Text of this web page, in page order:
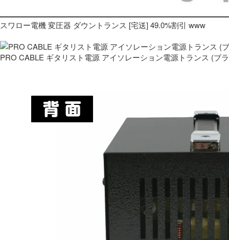
スワロー電機 変圧器 ダウントランス [宅送] 49.0%割引 www
PRO CABLE ギタリスト電源 アイソレーション電源トランス (ブ